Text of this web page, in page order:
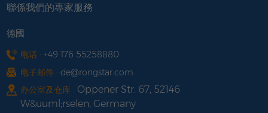
聯係我們的專家服務
德國
电话 : +49 176 55258880
电子邮件 : de@rongstar.com
办公室及仓库 : Oppener Str. 67, 52146
W&uuml;rselen, Germany